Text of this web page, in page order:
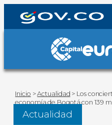
Inicio >Actualidad > Los
economía de Bogotá con 139
Actualidad